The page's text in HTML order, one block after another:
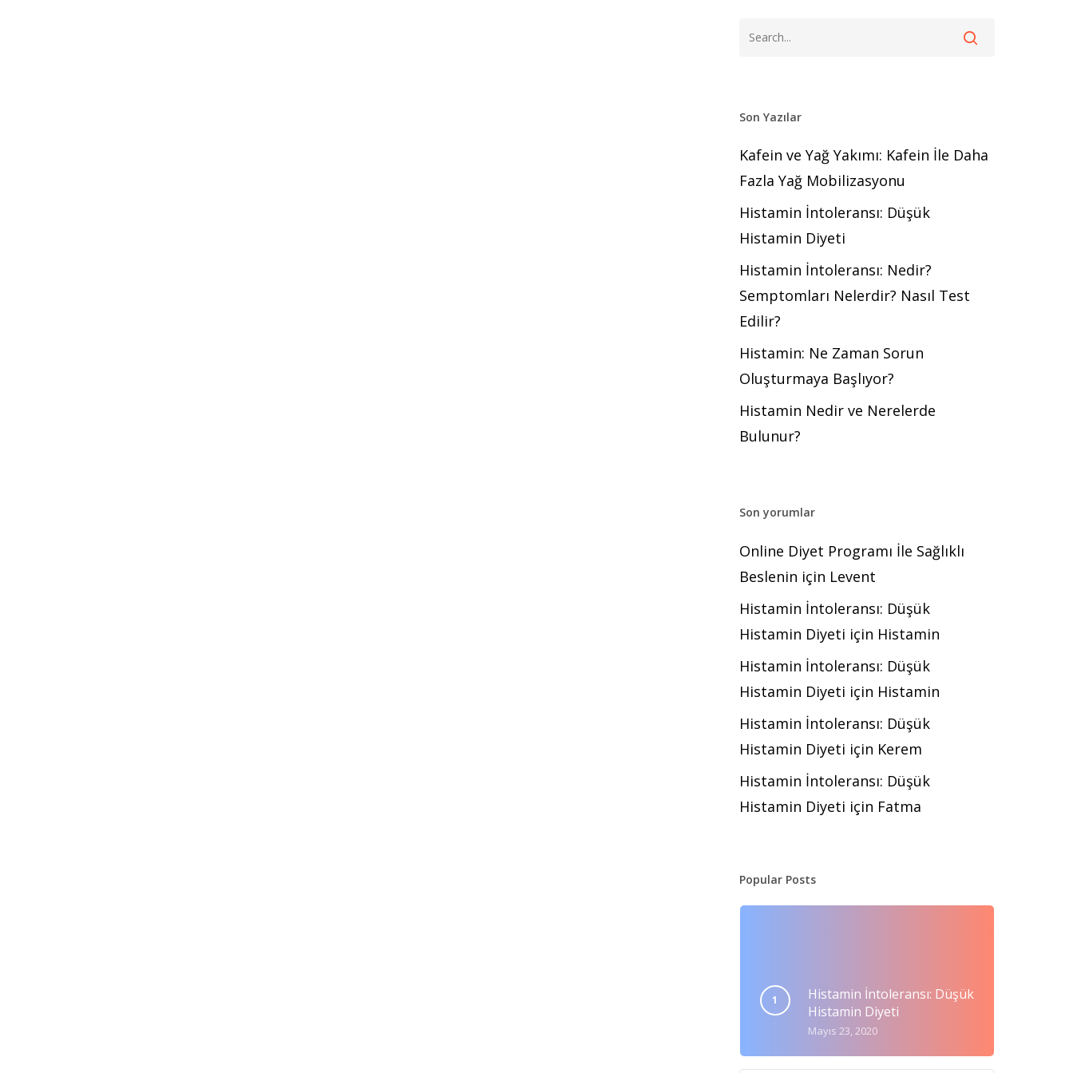
Son Yazılar
Kafein ve Yağ Yakımı: Kafein İle Daha
Fazla Yağ Mobilizasyonu
Histamin İntoleransı: Düşük
Histamin Diyeti
Histamin İntoleransı: Nedir?
Semptomları Nelerdir? Nasıl Test
Edilir?
Histamin: Ne Zaman Sorun
Oluşturmaya Başlıyor?
Histamin Nedir ve Nerelerde
Bulunur?
Son yorumlar
Online Diyet Programı İle Sağlıklı
Beslenin için Levent
Histamin İntoleransı: Düşük
Histamin Diyeti için Histamin
Histamin İntoleransı: Düşük
Histamin Diyeti için Histamin
Histamin İntoleransı: Düşük
Histamin Diyeti için Kerem
Histamin İntoleransı: Düşük
Histamin Diyeti için Fatma
Popular Posts
Histamin İntoleransı: Düşük
Histamin Diyeti
Mayıs 23, 2020